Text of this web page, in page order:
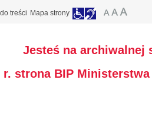
treści Mapa strony
Jesteś na archiwalnej
r. strona BIP